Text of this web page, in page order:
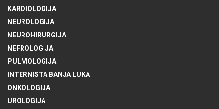
KARDIOLOGIJA
NEUROLOGIJA
NEUROHIRURGIJA
NEFROLOGIJA
PULMOLOGIJA
INTERNISTA BANJA LUKA
ONKOLOGIJA
UROLOGIJA